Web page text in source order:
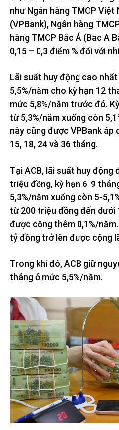
như Ngân hàng TMCP Việt
(VPBank), Ngân hàng
hàng TMCP Bắc Á (Bac A
0,15 – 0,3 điểm % đối với
Lãi suất huy động cao
5,5%/năm cho kỳ hạn 12
mức 5,8%/năm trước đó.
từ 5,3%/năm xuống còn
này cũng được VPBank áp
15, 18, 24 và 36 tháng.
Tại ACB, lãi suất huy động
triệu đồng, kỳ hạn 6-9
5,3%/năm xuống còn 5-
từ 200 triệu đồng đến dưới
được cộng thêm 0,1%/
tỷ đồng trở lên được cộng
Trong khi đó, ACB giữ
tháng ở mức 5,5%/năm.